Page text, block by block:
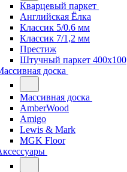
Кварцевый паркет
Английская Ёлка
Классик 5/0.6 мм
Классик 7/1,2 мм
Престиж
Штучный паркет 400x100
доска
Массивная доска
AmberWood
Amigo
Lewis & Mark
MGK Floor